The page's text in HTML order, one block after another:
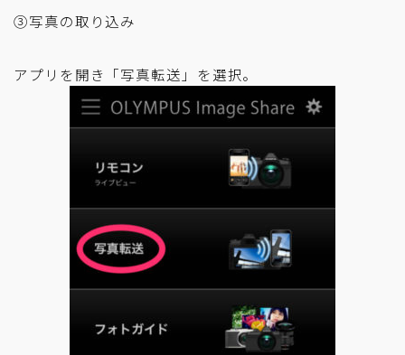
③写真の取り込み
アプリを開き「写真転送」を選択。